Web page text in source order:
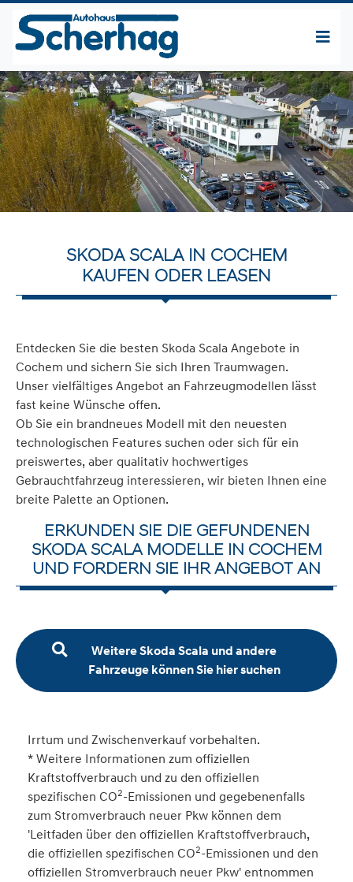
SKODA SCALA IN COCHEM
KAUFEN ODER LEASEN
Entdecken Sie die besten Skoda Scala Angebote in
Cochem und sichern Sie sich Ihren Traumwagen.
Unser vielfältiges Angebot an Fahrzeugmodellen lässt
fast keine Wünsche offen.
Ob Sie ein brandneues Modell mit den neuesten
technologischen Features suchen oder sich für ein
preiswertes, aber qualitativ hochwertiges
Gebrauchtfahrzeug interessieren, wir bieten Ihnen eine
breite Palette an Optionen.
ERKUNDEN SIE DIE GEFUNDENEN
SKODA SCALA MODELLE IN COCHEM
UND FORDERN SIE IHR ANGEBOT AN
Weitere Skoda Scala und andere
Fahrzeuge können Sie hier suchen
Irrtum und Zwischenverkauf vorbehalten.
* Weitere Informationen zum offiziellen
Kraftstoffverbrauch und zu den offiziellen
spezifischen CO2-Emissionen und gegebenenfalls
zum Stromverbrauch neuer Pkw können dem
'Leitfaden über den offiziellen Kraftstoffverbrauch,
die offiziellen spezifischen CO2-Emissionen und den
offiziellen Stromverbrauch neuer Pkw' entnommen